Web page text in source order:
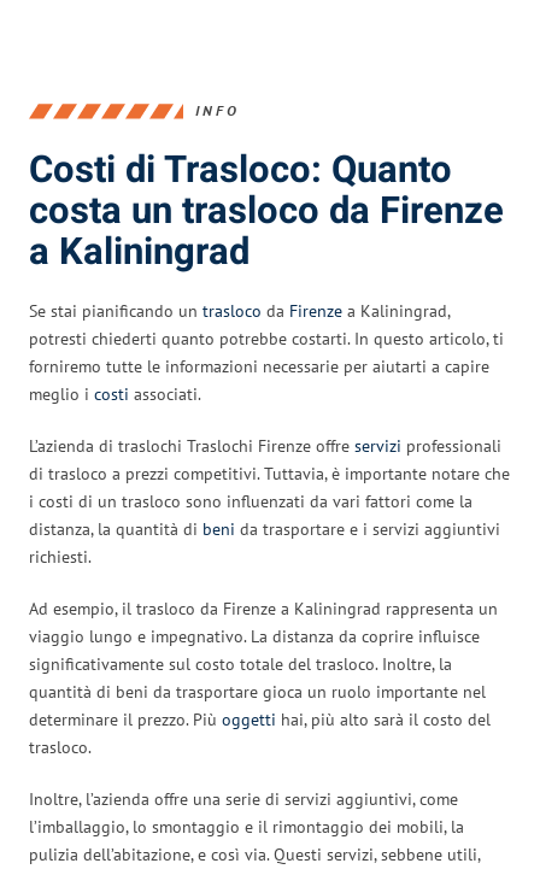
INFO
Costi di Trasloco: Quanto
costa un trasloco da Firenze
a Kaliningrad
Se stai pianificando un trasloco da Firenze a Kaliningrad,
potresti chiederti quanto potrebbe costarti. In questo articolo, ti
forniremo tutte le informazioni necessarie per aiutarti a capire
meglio i costi associati.
L’azienda di traslochi Traslochi Firenze offre servizi professionali
di trasloco a prezzi competitivi. Tuttavia, è importante notare che
i costi di un trasloco sono influenzati da vari fattori come la
distanza, la quantità di beni da trasportare e i servizi aggiuntivi
richiesti.
Ad esempio, il trasloco da Firenze a Kaliningrad rappresenta un
viaggio lungo e impegnativo. La distanza da coprire influisce
significativamente sul costo totale del trasloco. Inoltre, la
quantità di beni da trasportare gioca un ruolo importante nel
determinare il prezzo. Più oggetti hai, più alto sarà il costo del
trasloco.
Inoltre, l’azienda offre una serie di servizi aggiuntivi, come
l’imballaggio, lo smontaggio e il rimontaggio dei mobili, la
pulizia dell’abitazione, e così via. Questi servizi, sebbene utili,